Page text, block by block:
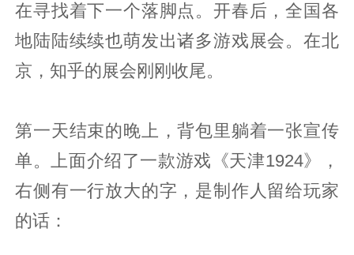
在寻找着下一个落脚点。开春后，全国各
地陆陆续续也萌发出诸多游戏展会。在北
京，知乎的展会刚刚收尾。
第一天结束的晚上，背包里躺着一张宣传
单。上面介绍了一款游戏《天津1924》，
右侧有一行放大的字，是制作人留给玩家
的话：